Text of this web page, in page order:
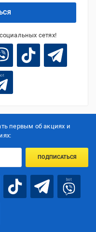
сетях!
первым об акцияx и
ПОДПИСАТЬСЯ
bot